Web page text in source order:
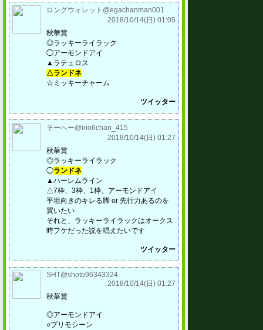
ロングウォレット@egachanman001
2018/10/14(日) 01:05
秋華賞
◎ラッキーライラック
◯アーモンドアイ
▲ラテュロス
△ランドネ
☆ミッキーチャーム
ツイッター
そーへー@ino6chan_415
2018/10/14(日) 01:27
秋華賞
◎ラッキーライラック
◯ランドネ
▲ハーレムライン
△7枠、3枠、1枠、アーモンドアイ
平坦向きのキレる脚 or 先行力あるのを
買いたい
それと、ラッキーライラックはオークス
時フケだった説を唱えたいです
ツイッター
SHT@shoto96343324
2018/10/14(日) 01:27
秋華賞
◎アーモンドアイ
○プリモシーン